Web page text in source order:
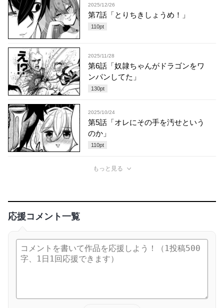
2025/12/26
第7話「とりちきしょうめ！」
110pt
2025/11/28
第6話「奴隷ちゃんがドラゴンをワ
ンパンしてた」
130pt
2025/10/24
第5話「オレにその手を汚せという
のか」
110pt
もっと見る
応援コメント一覧